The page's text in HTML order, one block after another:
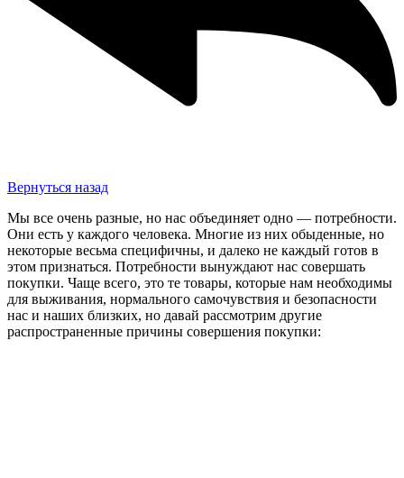
Вернуться назад
Мы все очень разные, но нас объединяет одно — потребности.
Они есть у каждого человека. Многие из них обыденные, но
некоторые весьма специфичны, и далеко не каждый готов в
этом признаться. Потребности вынуждают нас совершать
покупки. Чаще всего, это те товары, которые нам необходимы
для выживания, нормального самочувствия и безопасности
нас и наших близких, но давай рассмотрим другие
распространенные причины совершения покупки: